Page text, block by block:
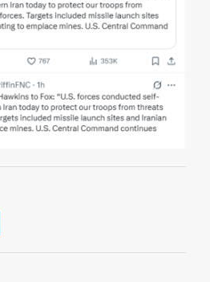
спеку загинули три
“Бардеролями” по Харькову,